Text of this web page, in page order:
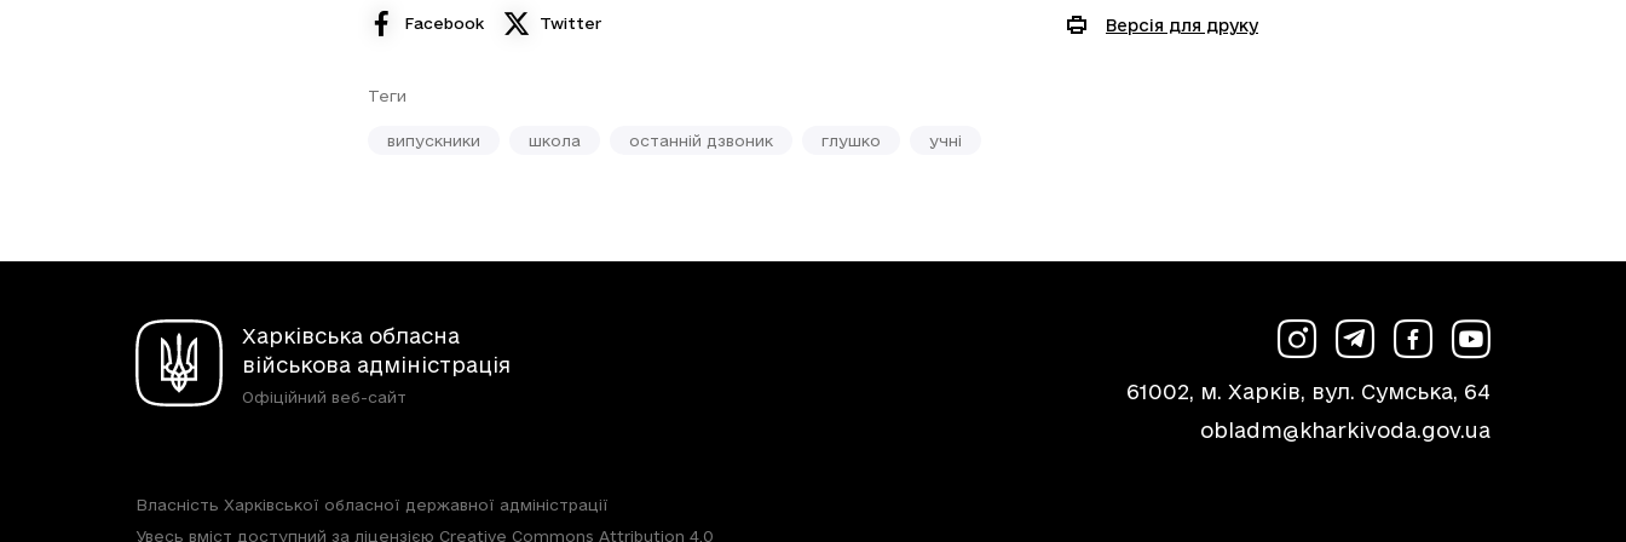
Facebook Twitter Версія для друку
Теги
випускники школа останній дзвоник глушко учні
Харківська обласна
військова адміністрація
Офіційний веб-сайт
61002, м. Харків, вул. Сумська, 64
obladm@kharkivoda.gov.ua
Власність Харківської обласної державної адміністрації
Увесь вміст доступний за ліцензією Creative Commons Attribution 4.0